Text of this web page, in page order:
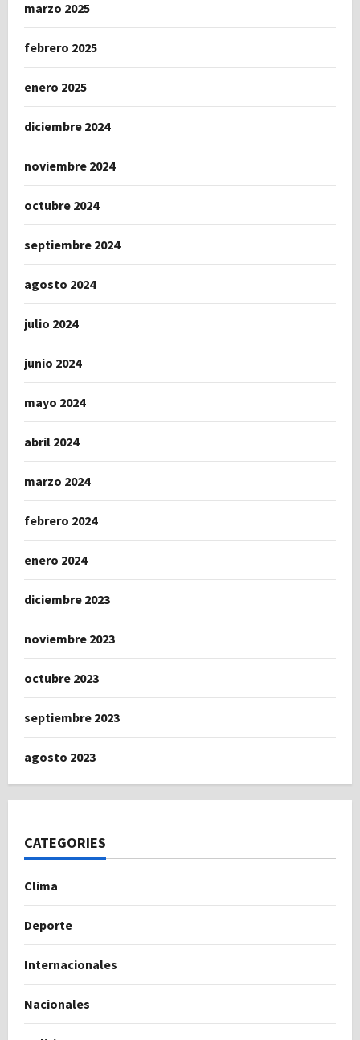
marzo 2025
febrero 2025
enero 2025
diciembre 2024
noviembre 2024
octubre 2024
septiembre 2024
agosto 2024
julio 2024
junio 2024
mayo 2024
abril 2024
marzo 2024
febrero 2024
enero 2024
diciembre 2023
noviembre 2023
octubre 2023
septiembre 2023
agosto 2023
CATEGORIES
Clima
Deporte
Internacionales
Nacionales